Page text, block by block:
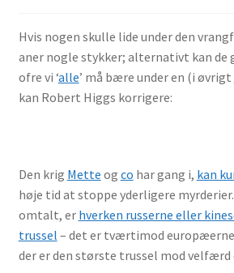
Links
My account
OMF – Hvad har de lært?(!)
OMF – valget truer
Hvis nogen skulle lide under den
aner nogle stykker; alternativt kan de
ofre vi ‘alle’ må bære under en (i øvrigt
kan Robert Higgs korrigere:
Den krig Mette og co har gang i, kan
høje tid at stoppe yderligere
omtalt, er hverken russerne eller
trussel – det er tværtimod
der er den største trussel mod velfærd